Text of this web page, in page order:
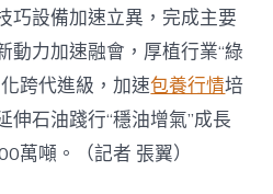
巧設備加速立異，完成主要
動力加速融會，厚植行業“綠
跨代進級，加速包養行情培
伸石油踐行“穩油增氣”成長
萬噸。（記者 張翼）